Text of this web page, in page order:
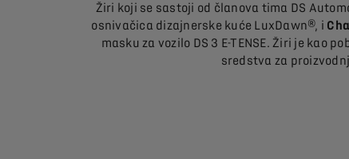
Žiri koji se sastoji od članova tima DS
osnivačica dizajnerske kuće LuxDawn®, i
masku za vozilo DS 3 E-TENSE. Žiri je kao
sredstva za